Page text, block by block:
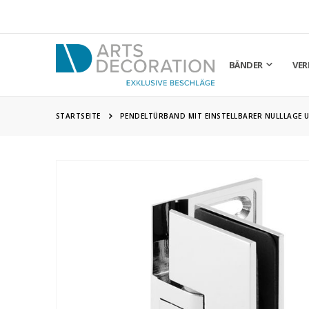
BÄNDER
STARTSEITE PENDELTÜRBAND MIT EINSTELLBARER NULLLAGE